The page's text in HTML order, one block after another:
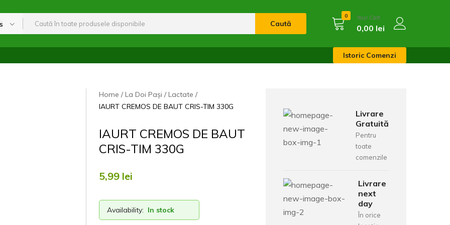
Caută
0 Your Cart
0,00 lei
Istoric Comenzi
Home La Doi Pași
Lactate
IAURT CREMOS DE BAUT CRIS-TIM 330G
IAURT CREMOS DE BAUT
CRIS-TIM 330G
5,99 lei
Availability: In stock
Livrare
Gratuită
Pentru
toate
comenzile
Livrare
next
day
În orice